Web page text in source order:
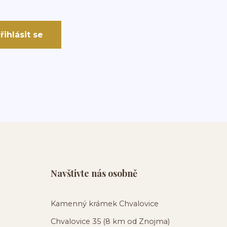
se
Navštivte nás osobně
Kamenný krámek Chvalovice
Chvalovice 35 (8 km od Znojma)